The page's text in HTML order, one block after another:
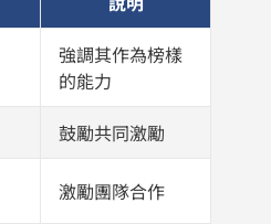
說明
強調其作為榜樣
的能力
鼓勵共同激勵
激勵團隊合作